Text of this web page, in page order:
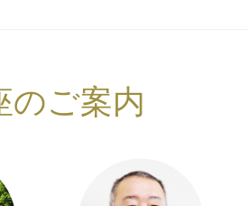
のご案内